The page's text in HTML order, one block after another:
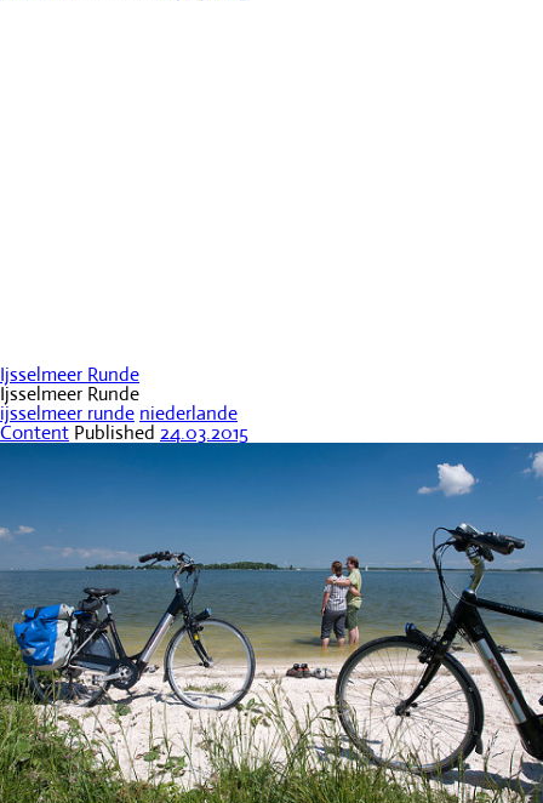
Ijsselmeer Runde
Ijsselmeer Runde
ijsselmeer runde niederlande
Content Published 24.03.2015